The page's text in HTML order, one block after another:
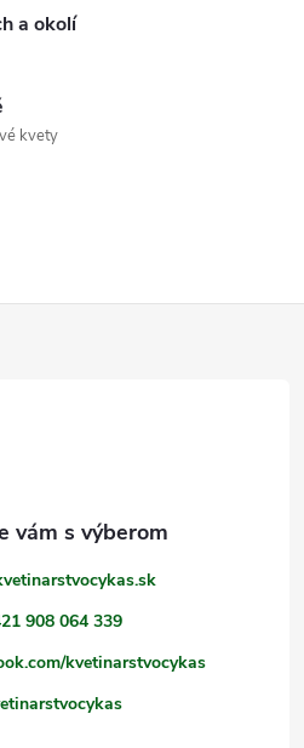
a okolí
kvety
908 064 339
kvetinarstvocykas